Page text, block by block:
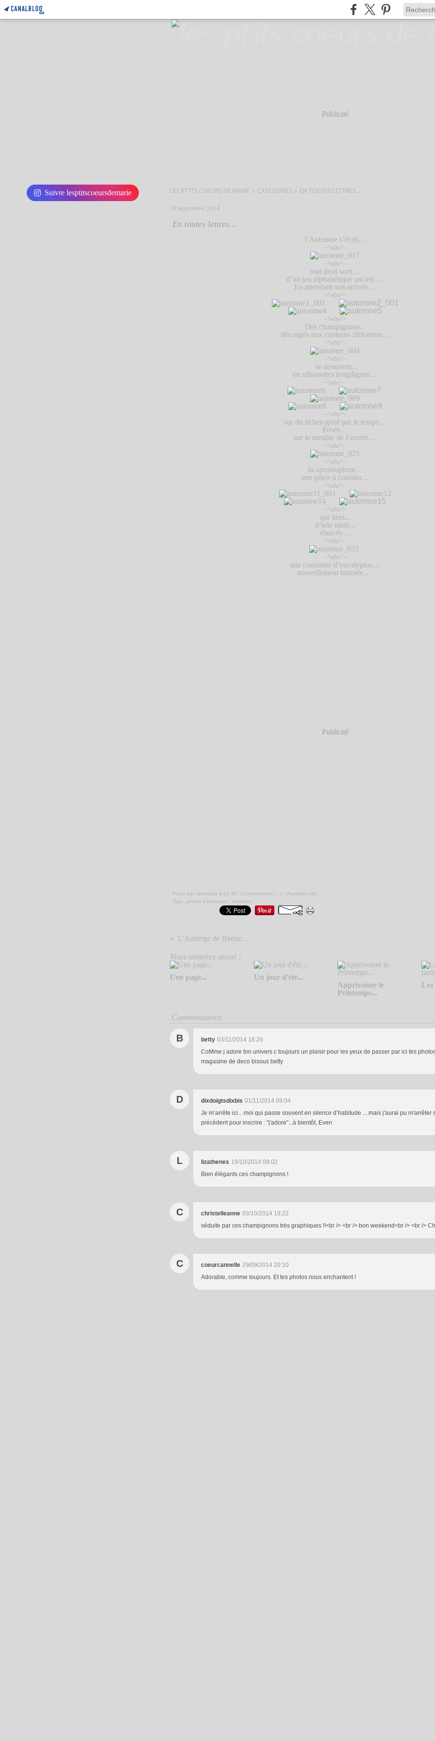
Publicité
Suivre lesptitscoeursdemarie LES PT'ITS COEURS DE MARIE > CATEGORIES > EN TOUTES LETTRES...
18 septembre 2014
En toutes lettres...
l’Automne s’écrit…
~°o0o°~
~°o0o°~
tout droit sorti…
d’un jeu alphabétique ancien …
En attendant son arrivée…
~°o0o°~
~°o0o°~
Des champignons...
découpés aux contours filiformes…
~°o0o°~
~°o0o°~
se dessinent...
en silhouettes longilignes…
~°o0o°~
~°o0o°~
sur du lichen grisé par le temps…
Posés…
sur le meuble de l’entrée…
~°o0o°~
~°o0o°~
ils apostrophent…
une pince à courrier…
~°o0o°~
~°o0o°~
qui tient...
d’une main...
élancée…
~°o0o°~
~°o0o°~
une couronne d’eucalyptus…
nouvellement tournée…
Publicité
Posté par sambadia à 16:34 - Commentaires [ ] - Permalien [#]
Tags: photos d'interieurs créations
L'Auberge de Banne...
Vous aimerez aussi :
Une page...
Un jour d'été...
Apprivoiser le
Printemps...
Commentaires
B betty 03/11/2014 16:26
CoMme j adore ton univers c toujours un plaisir pour les yeux de passer par ici tes
magasine de deco bisous betty
D dixdoigtsdixbis 01/11/2014 09:04
Je m’arrête ici... moi qui passe souvent en silence d’habitude ....mais j'aurai pu m'arrêter
précédent pour inscrire : "j'adore"...à bientôt, Even
L lizathenes 19/10/2014 09:02
Bien élégants ces champignons !
C christelleanne 03/10/2014 19:22
séduite par ces champignons très graphiques !!<br /> <br /> bon weekend<br /> <br />
C coeurcannelle 29/09/2014 20:10
Adorable, comme toujours. Et tes photos nous enchantent !